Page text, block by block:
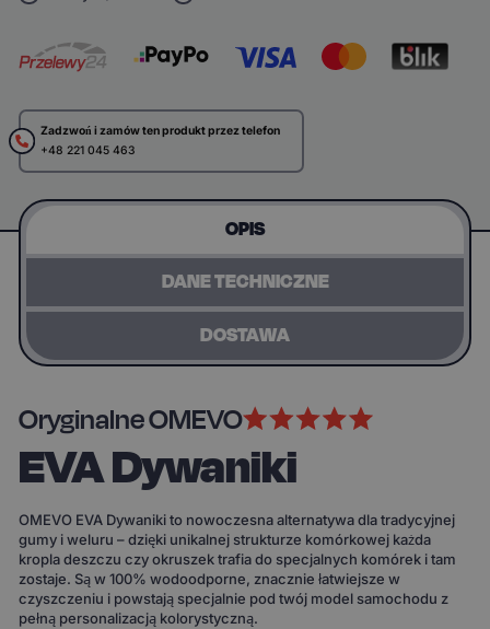
Zadzwoń i zamów ten produkt przez telefon
+48 221 045 463
OPIS
DANE TECHNICZNE
DOSTAWA
Oryginalne OMEVO
EVA Dywaniki
OMEVO EVA Dywaniki to nowoczesna alternatywa dla tradycyjnej
gumy i weluru – dzięki unikalnej strukturze komórkowej każda
kropla deszczu czy okruszek trafia do specjalnych komórek i tam
zostaje. Są w 100% wodoodporne, znacznie łatwiejsze w
czyszczeniu i powstają specjalnie pod twój model samochodu z
pełną personalizacją kolorystyczną.